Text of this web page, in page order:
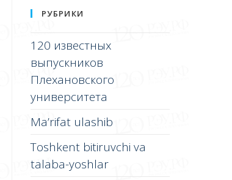
РУБРИКИ
120 известных
выпускников
Плехановского
университета
Ma’rifat ulashib
Toshkent bitiruvchi va
talaba-yoshlar